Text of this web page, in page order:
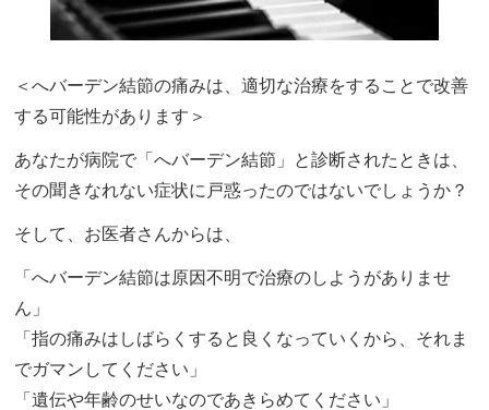
＜へバーデン結節の痛みは、適切な治療をすることで改善
する可能性があります＞
あなたが病院で「へバーデン結節」と診断されたときは、
その聞きなれない症状に戸惑ったのではないでしょうか？
そして、お医者さんからは、
「へバーデン結節は原因不明で治療のしようがありませ
ん」
「指の痛みはしばらくすると良くなっていくから、それま
でガマンしてください」
「遺伝や年齢のせいなのであきらめてください」